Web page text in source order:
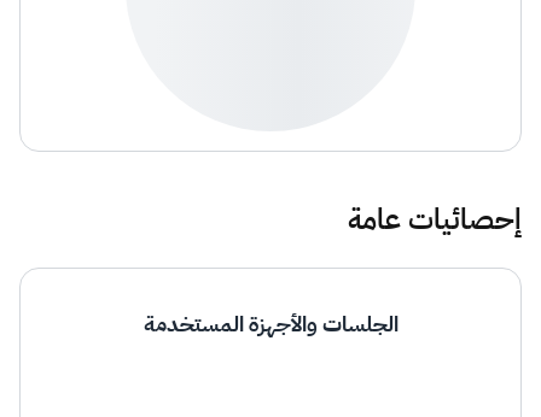
إحصائيات عامة
الجلسات والأجهزة المستخدمة